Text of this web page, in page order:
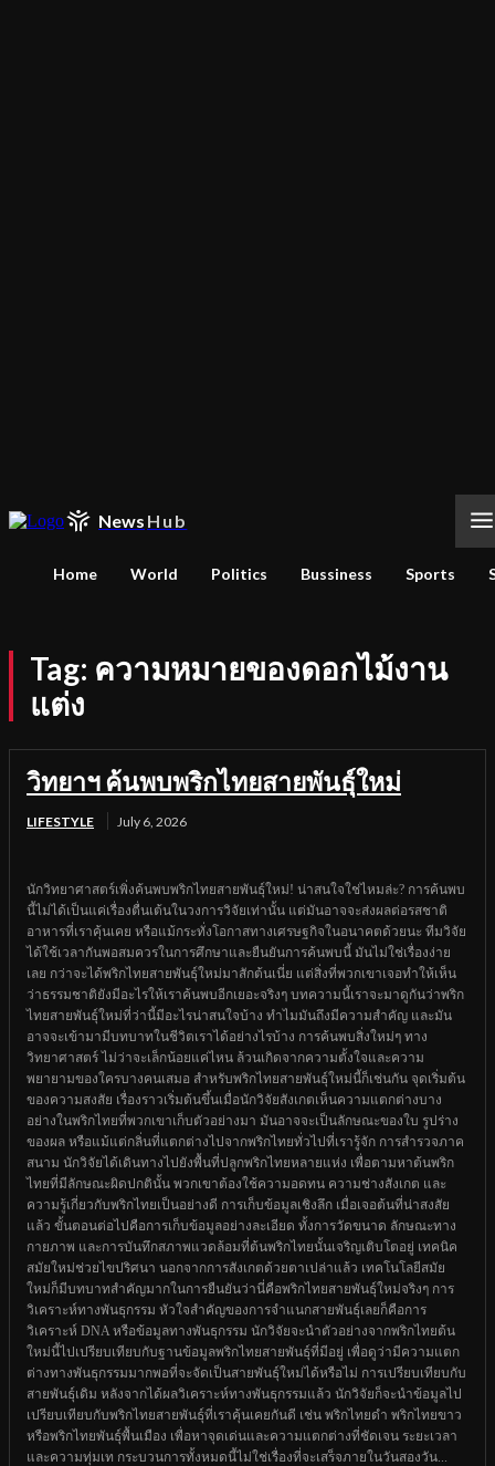
News Hub
Home World Politics Bussiness Sports
Tag: ความหมายของดอกไม้งาน
แต่ง
วิทยาฯ ค้นพบพริกไทยสายพันธุ์ใหม่
LIFESTYLE July 6, 2026
นักวิทยาศาสตร์เพิ่งค้นพบพริกไทยสายพันธุ์ใหม่! น่าสนใจใช่ไหมล่ะ? การค้นพบ
นี้ไม่ได้เป็นแค่เรื่องตื่นเต้นในวงการวิจัยเท่านั้น แต่มันอาจจะส่งผลต่อรสชาติ
อาหารที่เราคุ้นเคย หรือแม้กระทั่งโอกาสทางเศรษฐกิจในอนาคตด้วยนะ ทีมวิจัย
ได้ใช้เวลากันพอสมควรในการศึกษาและยืนยันการค้นพบนี้ มันไม่ใช่เรื่องง่าย
เลย กว่าจะได้พริกไทยสายพันธุ์ใหม่มาสักต้นเนี่ย แต่สิ่งที่พวกเขาเจอทำให้เห็น
ว่าธรรมชาติยังมีอะไรให้เราค้นพบอีกเยอะจริงๆ บทความนี้เราจะมาดูกันว่าพริก
ไทยสายพันธุ์ใหม่ที่ว่านี้มีอะไรน่าสนใจบ้าง ทำไมมันถึงมีความสำคัญ และมัน
อาจจะเข้ามามีบทบาทในชีวิตเราได้อย่างไรบ้าง การค้นพบสิ่งใหม่ๆ ทาง
วิทยาศาสตร์ ไม่ว่าจะเล็กน้อยแค่ไหน ล้วนเกิดจากความตั้งใจและความ
พยายามของใครบางคนเสมอ สำหรับพริกไทยสายพันธุ์ใหม่นี้ก็เช่นกัน จุดเริ่มต้น
ของความสงสัย เรื่องราวเริ่มต้นขึ้นเมื่อนักวิจัยสังเกตเห็นความแตกต่างบาง
อย่างในพริกไทยที่พวกเขาเก็บตัวอย่างมา มันอาจจะเป็นลักษณะของใบ รูปร่าง
ของผล หรือแม้แต่กลิ่นที่แตกต่างไปจากพริกไทยทั่วไปที่เรารู้จัก การสำรวจภาค
สนาม นักวิจัยได้เดินทางไปยังพื้นที่ปลูกพริกไทยหลายแห่ง เพื่อตามหาต้นพริก
ไทยที่มีลักษณะผิดปกตินั้น พวกเขาต้องใช้ความอดทน ความช่างสังเกต และ
ความรู้เกี่ยวกับพริกไทยเป็นอย่างดี การเก็บข้อมูลเชิงลึก เมื่อเจอต้นที่น่าสงสัย
แล้ว ขั้นตอนต่อไปคือการเก็บข้อมูลอย่างละเอียด ทั้งการวัดขนาด ลักษณะทาง
กายภาพ และการบันทึกสภาพแวดล้อมที่ต้นพริกไทยนั้นเจริญเติบโตอยู่ เทคนิค
สมัยใหม่ช่วยไขปริศนา นอกจากการสังเกตด้วยตาเปล่าแล้ว เทคโนโลยีสมัย
ใหม่ก็มีบทบาทสำคัญมากในการยืนยันว่านี่คือพริกไทยสายพันธุ์ใหม่จริงๆ การ
วิเคราะห์ทางพันธุกรรม หัวใจสำคัญของการจำแนกสายพันธุ์เลยก็คือการ
วิเคราะห์ DNA หรือข้อมูลทางพันธุกรรม นักวิจัยจะนำตัวอย่างจากพริกไทยต้น
ใหม่นี้ไปเปรียบเทียบกับฐานข้อมูลพริกไทยสายพันธุ์ที่มีอยู่ เพื่อดูว่ามีความแตก
ต่างทางพันธุกรรมมากพอที่จะจัดเป็นสายพันธุ์ใหม่ได้หรือไม่ การเปรียบเทียบกับ
สายพันธุ์เดิม หลังจากได้ผลวิเคราะห์ทางพันธุกรรมแล้ว นักวิจัยก็จะนำข้อมูลไป
เปรียบเทียบกับพริกไทยสายพันธุ์ที่เราคุ้นเคยกันดี เช่น พริกไทยดำ พริกไทยขาว
หรือพริกไทยพันธุ์พื้นเมือง เพื่อหาจุดเด่นและความแตกต่างที่ชัดเจน ระยะเวลา
และความทุ่มเท กระบวนการทั้งหมดนี้ไม่ใช่เรื่องที่จะเสร็จภายในวันสองวัน...